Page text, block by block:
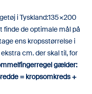
i Tyskland:135×200
de optimale mål på
ens kropsstørrelse i
cm. der skal til, for
gælder:
= kropsomkreds +